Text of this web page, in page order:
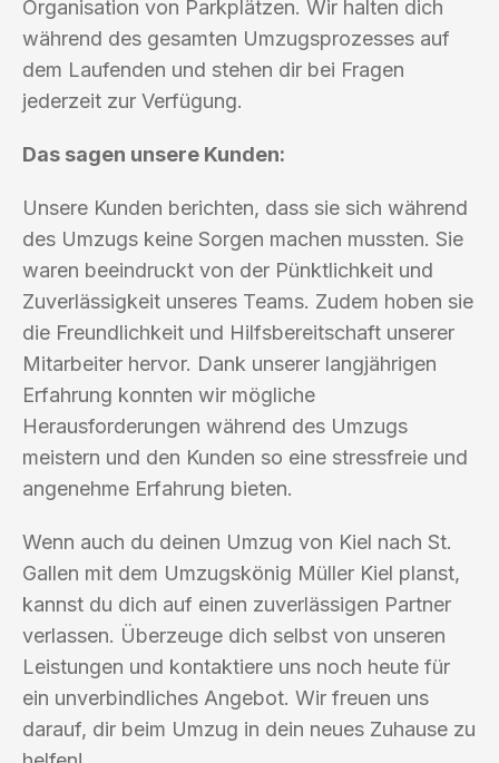
Organisation von Parkplätzen. Wir halten dich
während des gesamten Umzugsprozesses auf
dem Laufenden und stehen dir bei Fragen
jederzeit zur Verfügung.
Das sagen unsere Kunden:
Unsere Kunden berichten, dass sie sich während
des Umzugs keine Sorgen machen mussten. Sie
waren beeindruckt von der Pünktlichkeit und
Zuverlässigkeit unseres Teams. Zudem hoben sie
die Freundlichkeit und Hilfsbereitschaft unserer
Mitarbeiter hervor. Dank unserer langjährigen
Erfahrung konnten wir mögliche
Herausforderungen während des Umzugs
meistern und den Kunden so eine stressfreie und
angenehme Erfahrung bieten.
Wenn auch du deinen Umzug von Kiel nach St.
Gallen mit dem Umzugskönig Müller Kiel planst,
kannst du dich auf einen zuverlässigen Partner
verlassen. Überzeuge dich selbst von unseren
Leistungen und kontaktiere uns noch heute für
ein unverbindliches Angebot. Wir freuen uns
darauf, dir beim Umzug in dein neues Zuhause zu